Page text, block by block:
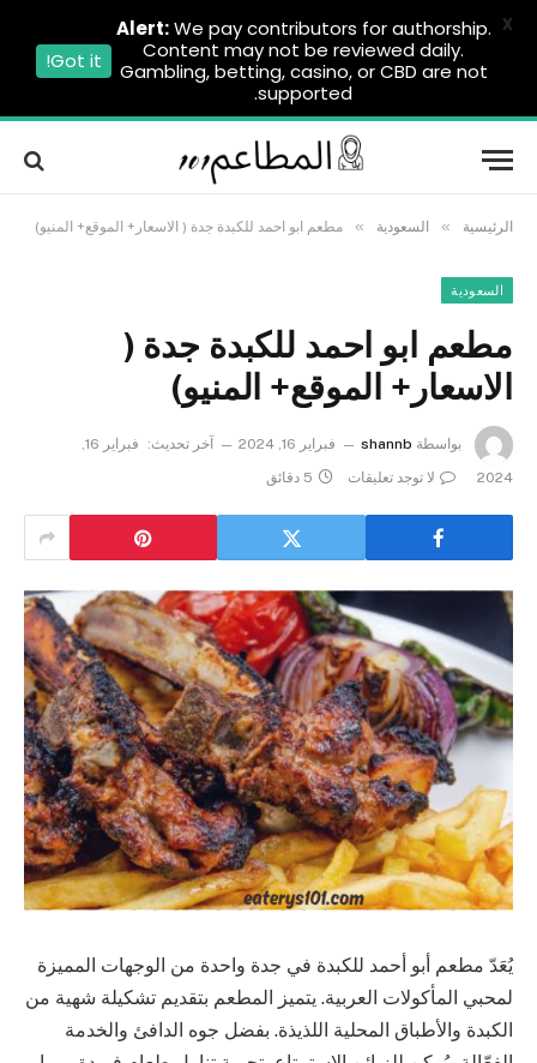
الرئيسية » السعودية » مطعم ابو احمد للكبدة جدة ( الاسعار+ الموقع+ المنيو)
السعودية
مطعم ابو احمد للكبدة جدة (
الاسعار+ الموقع+ المنيو)
بواسطة shannb فبراير 16, 2024 آخر تحديث:
فبراير 16,
2024
لا توجد تعليقات 5 دقائق
يُعَدّ مطعم أبو أحمد للكبدة في جدة واحدة من الوجهات المميزة
لمحبي المأكولات العربية. يتميز المطعم بتقديم تشكيلة شهية من
الكبدة والأطباق المحلية اللذيذة. بفضل جوه الدافئ والخدمة
Alert:We pay contributors for authorship.
Content may not be reviewed daily.
Gambling, betting, casino, or CBD are not
supported.
Got it!
X